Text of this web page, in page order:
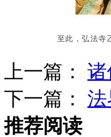
至此，弘法寺
上一篇：
下一篇：
推荐阅读